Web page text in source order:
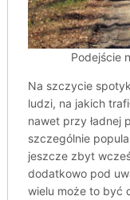
Podejście
Na szczycie
ludzi, na jakich
nawet przy ładnej
szczególnie
jeszcze zbyt
dodatkowo pod
wielu może to być